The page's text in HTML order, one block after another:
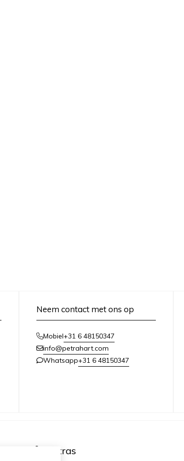
Neem contact met ons op
Mobiel+31 6 48150347
info@petrahart.com
Whatsapp+31 6 48150347
Extras